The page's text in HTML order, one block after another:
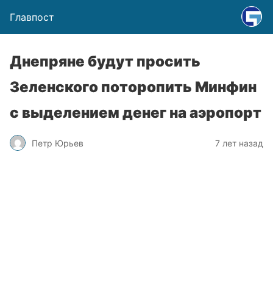
Главпост
Днепряне будут просить
Зеленского поторопить Минфин
с выделением денег на аэропорт
Петр Юрьев 7 лет назад